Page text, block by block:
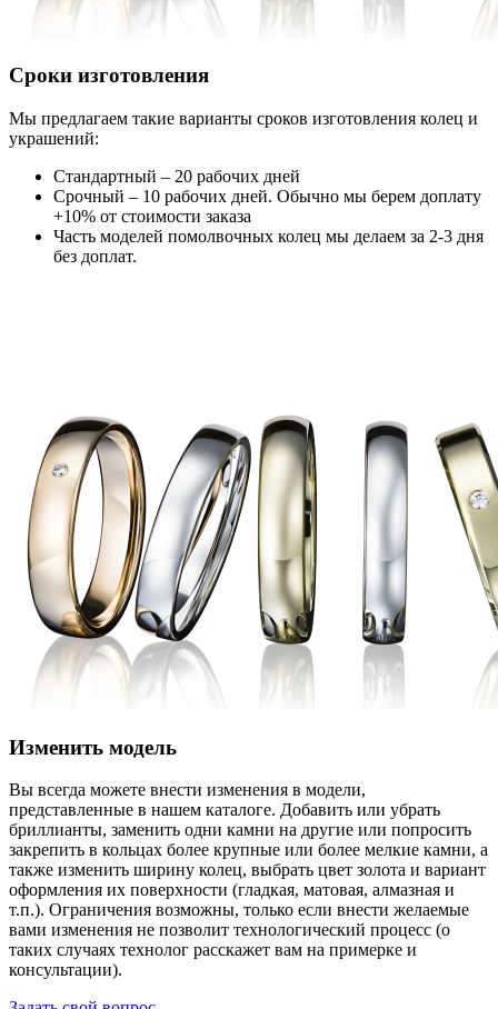
Сроки изготовления
Мы предлагаем такие варианты сроков изготовления колец и
украшений:
Стандартный – 20 рабочих дней
Срочный – 10 рабочих дней. Обычно мы берем доплату
+10% от стоимости заказа
Часть моделей помолвочных колец мы делаем за 2-3 дня
без доплат.
Изменить модель
Вы всегда можете внести изменения в модели,
представленные в нашем каталоге. Добавить или убрать
бриллианты, заменить одни камни на другие или попросить
закрепить в кольцах более крупные или более мелкие камни, а
также изменить ширину колец, выбрать цвет золота и вариант
оформления их поверхности (гладкая, матовая, алмазная и
т.п.). Ограничения возможны, только если внести желаемые
вами изменения не позволит технологический процесс (о
таких случаях технолог расскажет вам на примерке и
консультации).